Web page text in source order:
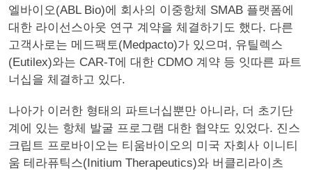
엘바이오(ABL Bio)에 회사의 이중항체 SMAB 플랫폼에
대한 라이선스아웃 연구 계약을 체결하기도 했다. 다른
고객사로는 메드팩토(Medpacto)가 있으며, 유틸렉스
(Eutilex)와는 CAR-T에 대한 CDMO 계약 등 잇따른 파트
너십을 체결하고 있다.
나아가 이러한 형태의 파트너십뿐만 아니라, 더 초기단
계에 있는 항체 발굴 프로그램 대한 협약도 있었다. 진스
크립트 프로바이오는 티움바이오의 미국 자회사 이니티
움 테라퓨틱스(Initium Therapeutics)와 버클리라이츠